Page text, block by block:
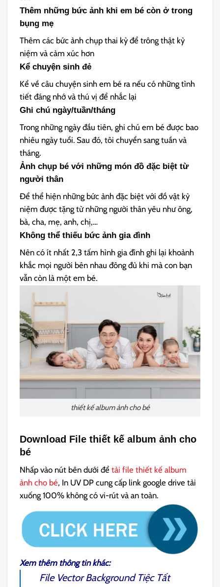
Thêm những bức ảnh khi em bé còn ở trong
bụng mẹ
Thêm các bức ảnh chụp thai kỳ để trông thật kỷ
niệm và cảm xúc hơn
Kể chuyện sinh đẻ
Kể về câu chuyện sinh em bé ra nếu có những tình
tiết đáng nhớ và thú vị để nhắc lại
Ghi chú ngày/tuần/tháng
Trong những ngày đầu tiên, ghi chú em bé được bao
nhiêu ngày tuổi. Sau đó, tôi chuyển sang tuần và
tháng.
Ảnh chụp bé với những món đồ đặc biệt từ
người thân
Để thể hiện những bức ảnh đặc biệt với đồ vật kỷ
niệm được tặng từ những người thân yêu như ông,
bà, cha, mẹ, anh, chị,…
Không thể thiếu bức ảnh gia đình
Nên có ít nhất 2,3 tấm hình gia đình ghi lại khoảnh
khắc mọi người bên nhau đông đủ khi mà con bạn
vẫn còn là một em bé.
thiết kế album ảnh cho bé
Download File thiết kế album ảnh cho
bé
Nhấp vào nút bên dưới đểtải file thiết kế album
ảnh cho bé, In UV DP cung cấp link google drive tải
xuống 100% không có vi-rút và an toàn.
Xem thêm thông tin khác:
File Vector Background Tiệc Tất